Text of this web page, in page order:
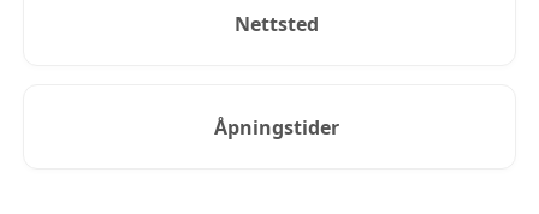
Nettsted
Åpningstider